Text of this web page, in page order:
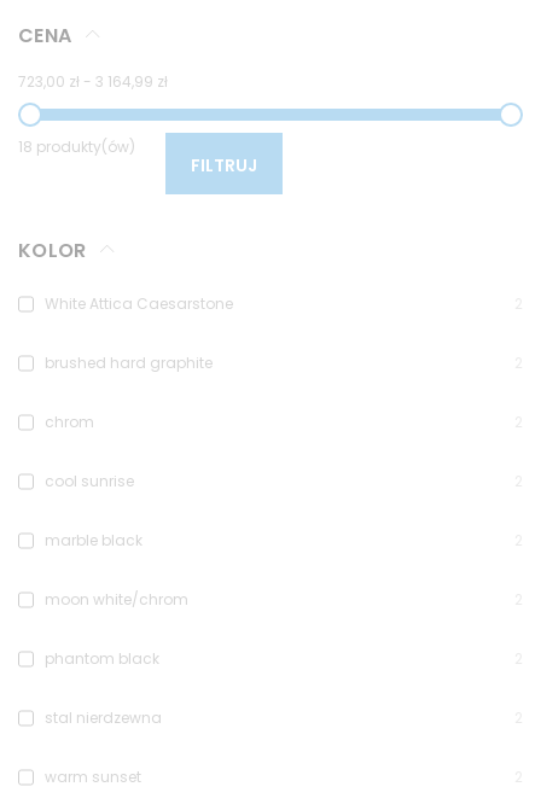
CENA
723,00 zł - 3 164,99 zł
18 produkty(ów)
FILTRUJ
KOLOR
White Attica Caesarstone
brushed hard graphite
chrom
cool sunrise
marble black
moon white/chrom
phantom black
stal nierdzewna
warm sunset